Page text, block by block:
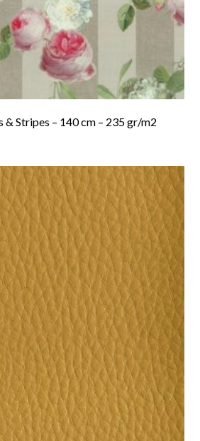
& Stripes – 140 cm – 235 gr/m2